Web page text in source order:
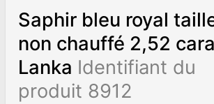
Saphir bleu royal
non chauffé 2,52
Lanka Identifiant du
produit 8912